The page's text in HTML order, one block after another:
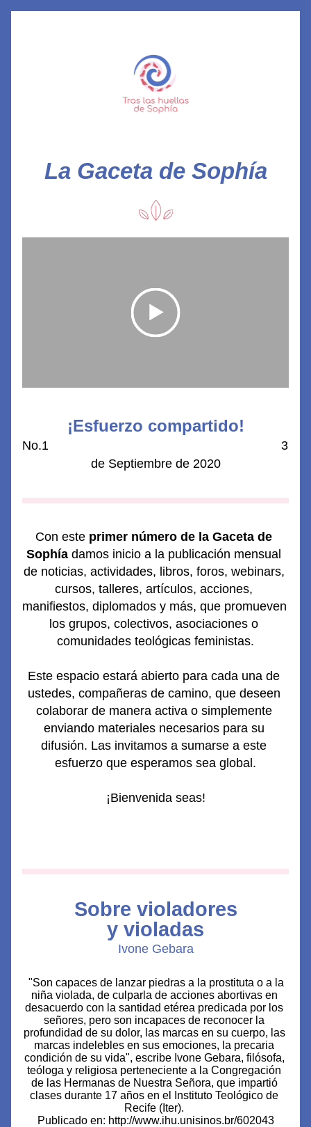
La Gaceta de Sophía
¡Esfuerzo compartido!
No.1                                                                   3
de Septiembre de 2020
Con este primer número de la Gaceta de
Sophía damos inicio a la publicación mensual
de noticias, actividades, libros, foros, webinars,
cursos, talleres, artículos, acciones,
manifiestos, diplomados y más, que promueven
los grupos, colectivos, asociaciones o
comunidades teológicas feministas.
Este espacio estará abierto para cada una de
ustedes, compañeras de camino, que deseen
colaborar de manera activa o simplemente
enviando materiales necesarios para su
difusión. Las invitamos a sumarse a este
esfuerzo que esperamos sea global.
¡Bienvenida seas!
Sobre violadores
y violadas
Ivone Gebara
"Son capaces de lanzar piedras a la prostituta o a la
niña violada, de culparla de acciones abortivas en
desacuerdo con la santidad etérea predicada por los
señores, pero son incapaces de reconocer la
profundidad de su dolor, las marcas en su cuerpo, las
marcas indelebles en sus emociones, la precaria
condición de su vida", escribe Ivone Gebara, filósofa,
teóloga y religiosa perteneciente a la Congregación
de las Hermanas de Nuestra Señora, que impartió
clases durante 17 años en el Instituto Teológico de
Recife (Iter).
Publicado en: http://www.ihu.unisinos.br/602043